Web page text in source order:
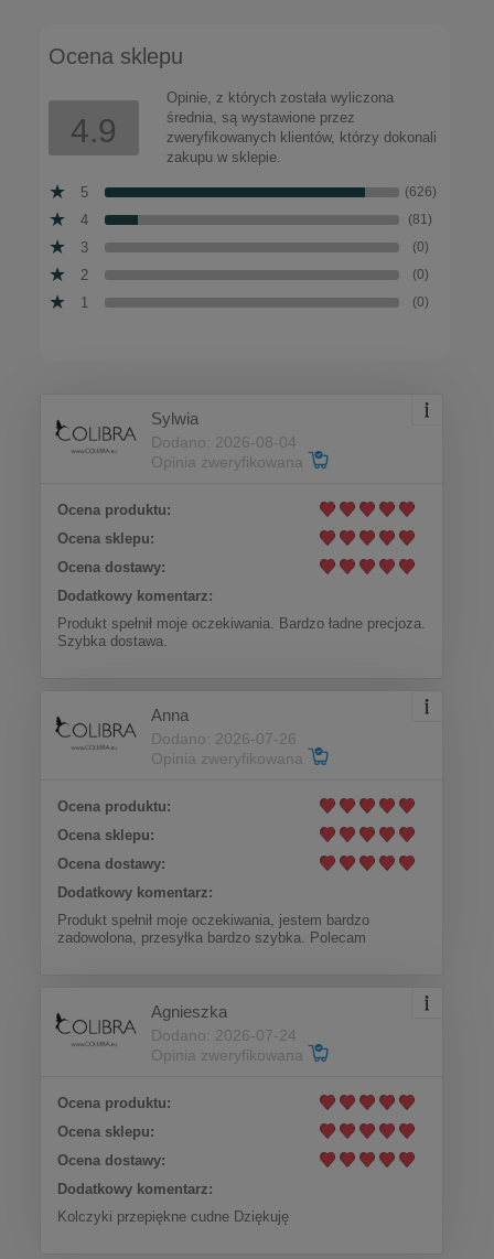
Ocena sklepu
4.9
Opinie, z których została wyliczona
średnia, są wystawione przez
zweryfikowanych klientów, którzy dokonali
zakupu w sklepie.
5 (626)
4 (81)
3 (0)
2 (0)
1 (0)
Sylwia
Dodano: 2026-08-04
Opinia zweryfikowana
Ocena produktu:
Ocena sklepu:
Ocena dostawy:
Dodatkowy komentarz:
Produkt spełnił moje oczekiwania. Bardzo ładne precjoza.
Szybka dostawa.
Anna
Dodano: 2026-07-26
Opinia zweryfikowana
Ocena produktu:
Ocena sklepu:
Ocena dostawy:
Dodatkowy komentarz:
Produkt spełnił moje oczekiwania, jestem bardzo
zadowolona, przesyłka bardzo szybka. Polecam
Agnieszka
Dodano: 2026-07-24
Opinia zweryfikowana
Ocena produktu:
Ocena sklepu:
Ocena dostawy:
Dodatkowy komentarz:
Kolczyki przepiękne cudne Dziękuję